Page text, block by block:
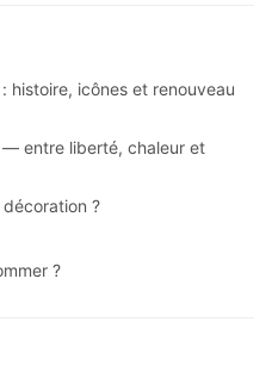
histoire, icônes et renouveau
— entre liberté, chaleur et
?
?